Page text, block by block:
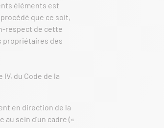
éléments est
que ce soit,
respect de cette
propriétaires des
du Code de la
en direction de la
sein d’un cadre («